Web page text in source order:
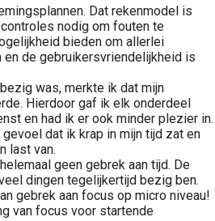
Dat rekenmodel is
nodig om fouten te
bieden om allerlei
en de gebruikersvriendelijkheid is
was, merkte ik dat mijn
Hierdoor gaf ik elk onderdeel
en had ik er ook minder plezier in.
dat ik krap in mijn tijd zat en
last van.
geen gebrek aan tijd. De
dingen tegelijkertijd bezig ben.
gebrek aan focus op micro niveau!
van focus voor startende